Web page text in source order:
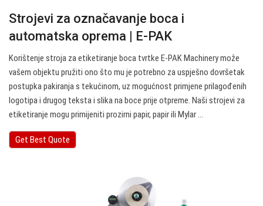
Strojevi za označavanje boca i
automatska oprema | E-PAK
Korištenje stroja za etiketiranje boca tvrtke E-PAK Machinery može
vašem objektu pružiti ono što mu je potrebno za uspješno dovršetak
postupka pakiranja s tekućinom, uz mogućnost primjene prilagođenih
logotipa i drugog teksta i slika na boce prije otpreme. Naši strojevi za
etiketiranje mogu primijeniti prozirni papir, papir ili Mylar ...
Get Best Quote